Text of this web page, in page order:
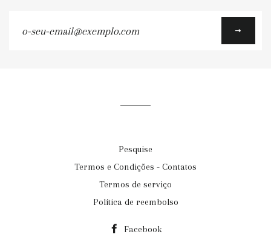
Pesquise
Termos e Condições - Contatos
Termos de serviço
Política de reembolso
Facebook